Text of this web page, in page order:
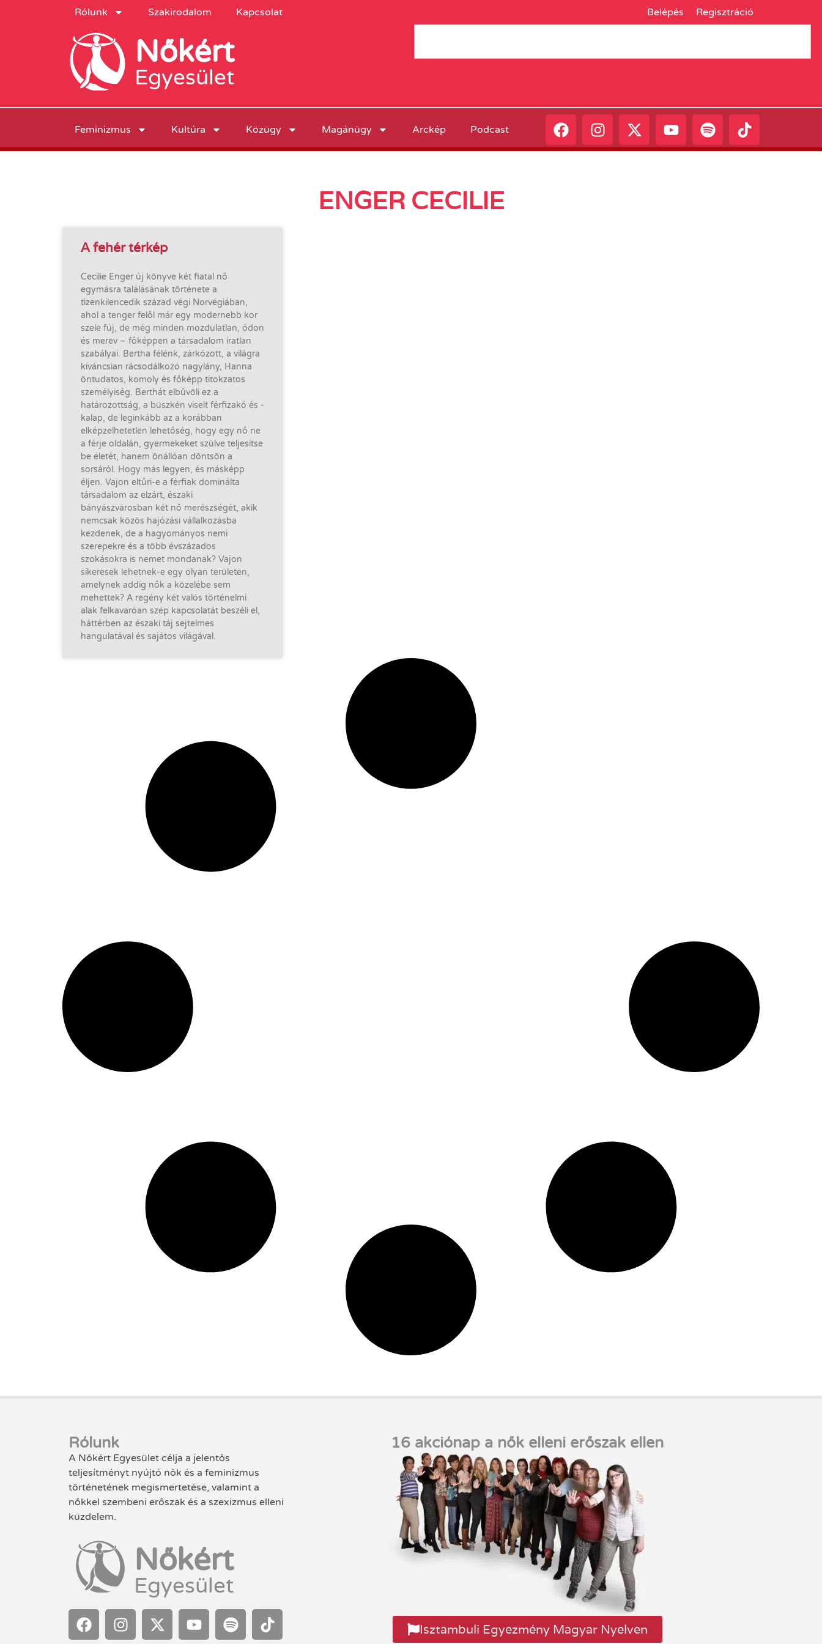
Rólunk Szakirodalom Kapcsolat Belépés Regisztráció
Nőkért
Egyesület
Feminizmus Kultúra Közügy Magánügy Arckép Podcast
ENGER CECILIE
A fehér térkép
Cecilie Enger új könyve két fiatal nő
egymásra találásának története a
tizenkilencedik század végi Norvégiában,
ahol a tenger felől már egy modernebb kor
szele fúj, de még minden mozdulatlan, ódon
és merev – főképpen a társadalom íratlan
szabályai. Bertha félénk, zárkózott, a világra
kíváncsian rácsodálkozó nagylány, Hanna
öntudatos, komoly és főképp titokzatos
személyiség. Berthát elbűvöli ez a
határozottság, a büszkén viselt férfizakó és -
kalap, de leginkább az a korábban
elképzelhetetlen lehetőség, hogy egy nő ne
a férje oldalán, gyermekeket szülve teljesítse
be életét, hanem önállóan döntsön a
sorsáról. Hogy más legyen, és másképp
éljen. Vajon eltűri-e a férfiak dominálta
társadalom az elzárt, északi
bányászvárosban két nő merészségét, akik
nemcsak közös hajózási vállalkozásba
kezdenek, de a hagyományos nemi
szerepekre és a több évszázados
szokásokra is nemet mondanak? Vajon
sikeresek lehetnek-e egy olyan területen,
amelynek addig nők a közelébe sem
mehettek? A regény két valós történelmi
alak felkavaróan szép kapcsolatát beszéli el,
háttérben az északi táj sejtelmes
hangulatával és sajátos világával.
Rólunk
A Nőkért Egyesület célja a jelentős
teljesítményt nyújtó nők és a feminizmus
történetének megismertetése, valamint a
nőkkel szembeni erőszak és a szexizmus elleni
küzdelem.
Nőkért
Egyesület
16 akciónap a nők elleni erőszak ellen
Isztambuli Egyezmény Magyar Nyelven